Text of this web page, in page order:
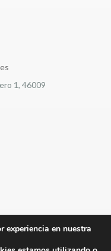
1, 46009
experiencia en nuestra